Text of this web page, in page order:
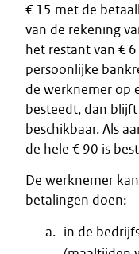
€ 15 met de
van de rekening
het restant van €
persoonlijke
de werknemer op
besteedt, dan
beschikbaar. Als
de hele € 90 is
De werknemer
betalingen doen:
in de